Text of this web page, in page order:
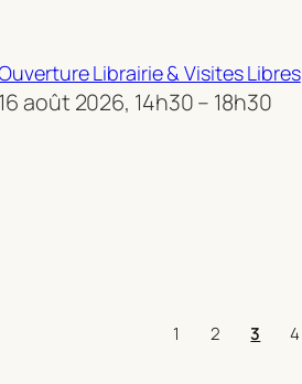
Librairie & Visites Libres
16 août 2026, 14h30 – 18h30
1 2 3 4